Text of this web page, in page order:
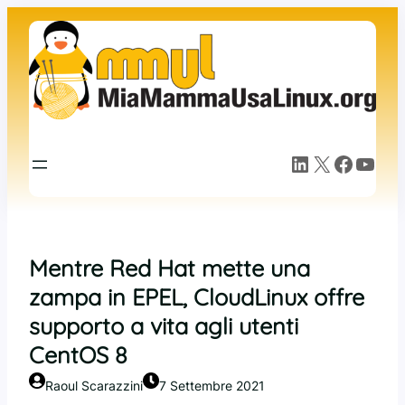
contenuto
LinkedIn X Facebook YouTube
Mentre Red Hat mette una
zampa in EPEL, CloudLinux offre
supporto a vita agli utenti
CentOS 8
Raoul Scarazzini 7 Settembre 2021